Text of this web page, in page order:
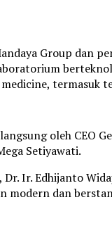
Group dan
termasuk
oleh CEO
Setiyawati.
Ir. Edhijanto
modern dan